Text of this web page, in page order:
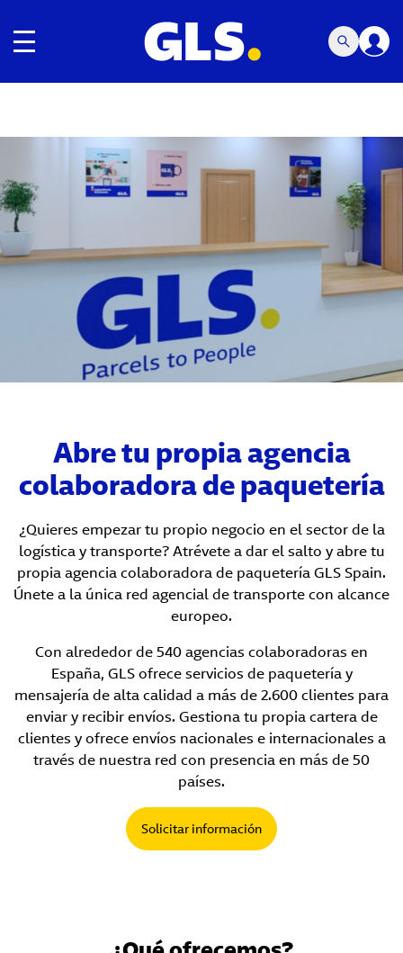
Navegación de palanca
Carousel with slides shown at a time. Use the Previous
Abre tu propia agencia
colaboradora de paquetería
¿Quieres empezar tu propio negocio en el sector de la
logística y transporte? Atrévete a dar el salto y abre tu
propia agencia colaboradora de paquetería GLS Spain.
Únete a la única red agencial de transporte con alcance
europeo.
Con alrededor de 540 agencias colaboradoras en
España, GLS ofrece servicios de paquetería y
mensajería de alta calidad a más de 2.600 clientes para
enviar y recibir envíos. Gestiona tu propia cartera de
clientes y ofrece envíos nacionales e internacionales a
través de nuestra red con presencia en más de 50
países.
Solicitar información